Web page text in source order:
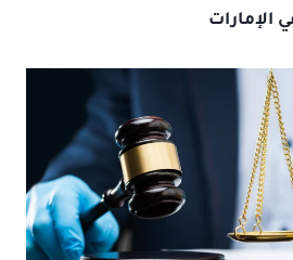
الإمارات